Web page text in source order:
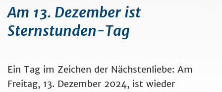
Am 13. Dezember ist
Sternstunden-Tag
Ein Tag im Zeichen der Nächstenliebe: Am
Freitag, 13. Dezember 2024, ist wieder